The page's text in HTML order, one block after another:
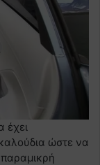
έχει
ώστε να